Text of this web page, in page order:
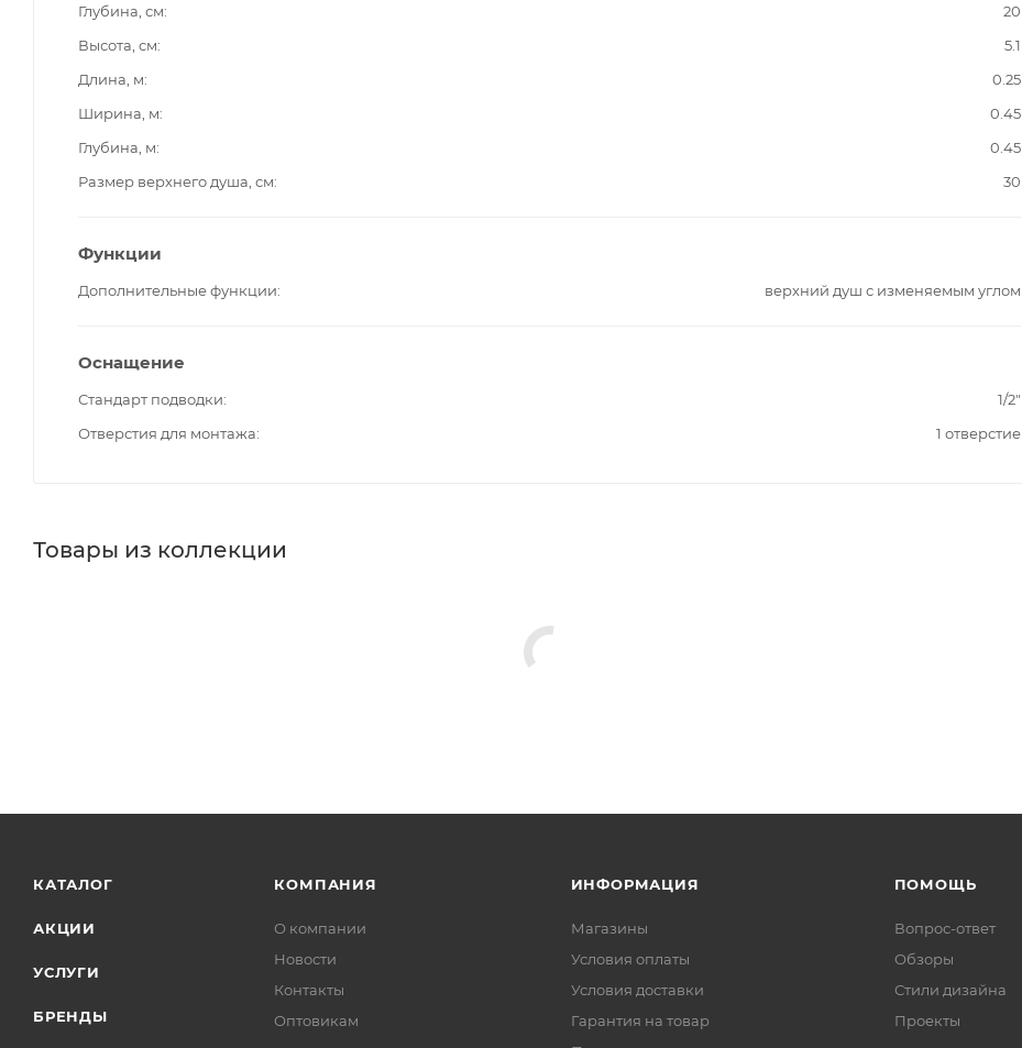
Глубина, см
20
Высота, см
5.1
Длина, м
0.25
Ширина, м
0.45
Глубина, м
0.45
Размер верхнего душа, см
30
Функции
Дополнительные функции верхний душ с изменяемым углом
Оснащение
Стандарт подводки
1/2"
Отверстия для монтажа
1 отверстие
Товары из коллекции
КАТАЛОГ
АКЦИИ
УСЛУГИ
БРЕНДЫ
КОМПАНИЯ
О компании
Новости
Контакты
Оптовикам
ИНФОРМАЦИЯ
Магазины
Условия оплаты
Условия доставки
Гарантия на товар
ПОМОЩЬ
Вопрос-ответ
Обзоры
Стили дизайна
Проекты